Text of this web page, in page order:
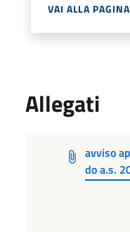
VAI ALLA PAGINA
Allegati
avviso
do a.s.